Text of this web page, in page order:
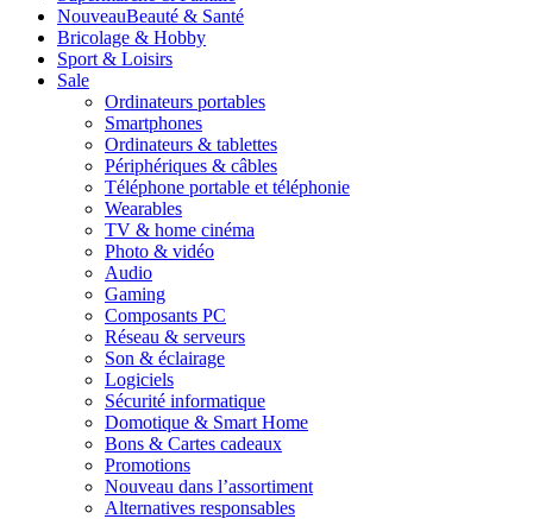
NouveauBeauté & Santé
Bricolage & Hobby
Sport & Loisirs
Sale
Ordinateurs portables
Smartphones
Ordinateurs & tablettes
Périphériques & câbles
Téléphone portable et téléphonie
Wearables
TV & home cinéma
Photo & vidéo
Audio
Gaming
Composants PC
Réseau & serveurs
Son & éclairage
Logiciels
Sécurité informatique
Domotique & Smart Home
Bons & Cartes cadeaux
Promotions
Nouveau dans l’assortiment
Alternatives responsables